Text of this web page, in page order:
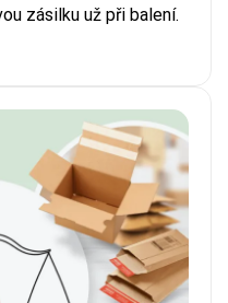
zásilku už při balení.